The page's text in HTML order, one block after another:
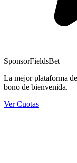
SponsorFieldsBet
La mejor plataforma
bono de bienvenida.
Ver Cuotas